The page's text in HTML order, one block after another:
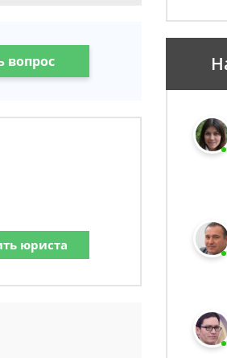
вопрос
юриста